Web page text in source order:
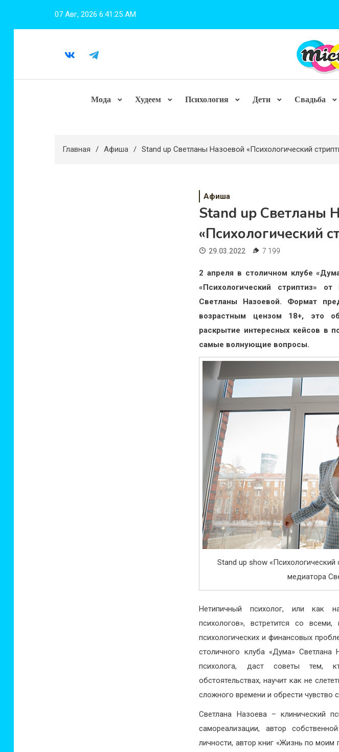
07 Авг, 2026 6:41:26 AM
Мода Худеем Психология Дети Свадьба
Главная Афиша Stand up Светланы Назоевой «Психологический
Афиша
Stand up Светланы
«Психологический
29.03.2022 7 199
2 апреля в столичном клубе
«Психологический стриптиз»
Светланы Назоевой. Формат
возрастным цензом 18+, это
раскрытие интересных кейсов в
самые волнующие вопросы.
Stand up show «Психологический
медиатора
Нетипичный психолог, или как
психологов», встретится со
психологических и финансовых
столичного клуба «Дума»
психолога, даст советы тем,
обстоятельствах, научит как не
сложного времени и обрести чувство
Светлана Назоева – клинический
самореализации, автор
личности, автор книг «Жизнь по